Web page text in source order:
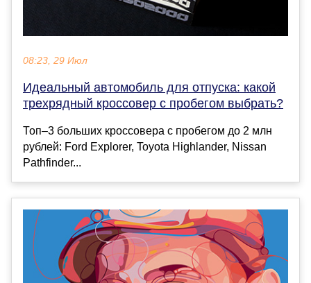
08:23, 29 Июл
Идеальный автомобиль для отпуска: какой
трехрядный кроссовер с пробегом выбрать?
Топ–3 больших кроссовера с пробегом до 2 млн
рублей: Ford Explorer, Toyota Highlander, Nissan
Pathfinder...